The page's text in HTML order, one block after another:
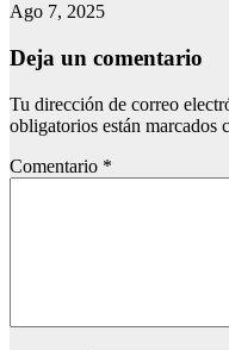
Ago 7, 2025
Deja un comentario
Tu dirección de correo
obligatorios están marcados
Comentario *